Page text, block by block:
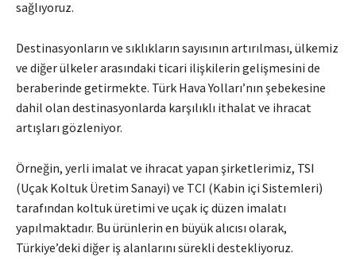
sağlıyoruz.
Destinasyonların ve sıklıkların sayısının artırılması, ülkemiz
ve diğer ülkeler arasındaki ticari ilişkilerin gelişmesini de
beraberinde getirmekte. Türk Hava Yolları’nın şebekesine
dahil olan destinasyonlarda karşılıklı ithalat ve ihracat
artışları gözleniyor.
Örneğin, yerli imalat ve ihracat yapan şirketlerimiz, TSI
(Uçak Koltuk Üretim Sanayi) ve TCI (Kabin içi Sistemleri)
tarafından koltuk üretimi ve uçak iç düzen imalatı
yapılmaktadır. Bu ürünlerin en büyük alıcısı olarak,
Türkiye’deki diğer iş alanlarını sürekli destekliyoruz.